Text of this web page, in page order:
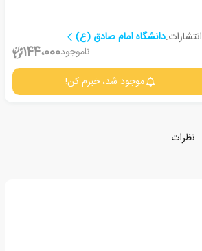
انتشارات:دانشگاه امام صادق (ع)
ناموجود144،000
موجود شد، خبرم کن!
نظرات